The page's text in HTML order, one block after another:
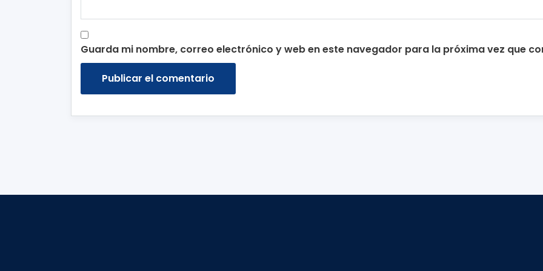
Guarda mi nombre, correo electrónico y web en este navegador para la próxima vez que